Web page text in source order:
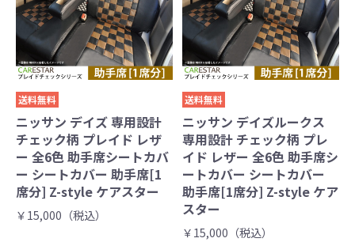
送料無料
ニッサン デイズ 専用設計
チェック柄 プレイド レザ
ー 全6色 助手席シートカバ
ー シートカバー 助手席[1
席分] Z-style ケアスター
￥15,000（税込）
送料無料
ニッサン デイズルークス
専用設計 チェック柄 プレ
イド レザー 全6色 助手席シ
ートカバー シートカバー
助手席[1席分] Z-style ケア
スター
￥15,000（税込）